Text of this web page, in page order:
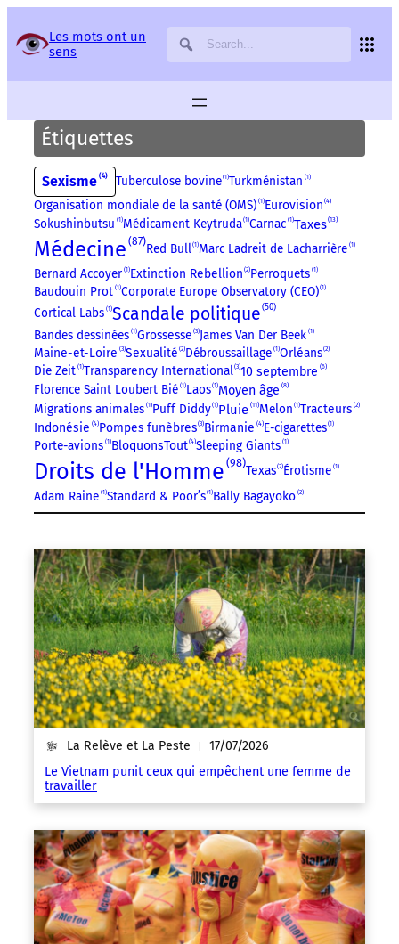
Les mots ont un
sens
Étiquettes
Sexisme 4 Tuberculose bovine 1 Turkménistan 1
Organisation mondiale de la santé (OMS) 1 Eurovision 4
Sokushinbutsu 1 Médicament Keytruda 1 Carnac 1 Taxes 13
Médecine 87
Red Bull 1 Marc Ladreit de Lacharrière 1
Bernard Accoyer 1 Extinction Rebellion 2 Perroquets 1
Baudouin Prot 1 Corporate Europe Observatory (CEO) 1
Cortical Labs 1 Scandale politique 50
Bandes dessinées 1 Grossesse 3 James Van Der Beek 1
Maine-et-Loire 3 Sexualité 2 Débroussaillage 1 Orléans 2
Die Zeit 1 Transparency International 3 10 septembre 6
Florence Saint Loubert Bié 1 Laos 1 Moyen âge 8
Migrations animales 1 Puff Diddy 1 Pluie 11 Melon 1 Tracteurs 2
Indonésie 4 Pompes funèbres 3 Birmanie 4 E-cigarettes 1
Porte-avions 1 BloquonsTout 4 Sleeping Giants 1
Droits de l'Homme 98
Texas 2 Érotisme 1
Adam Raine 1 Standard & Poor’s 1 Bally Bagayoko 2
La Relève et La Peste | 17/07/2026
Le Vietnam punit ceux qui empêchent une femme de
travailler
Panneau de gestion des services